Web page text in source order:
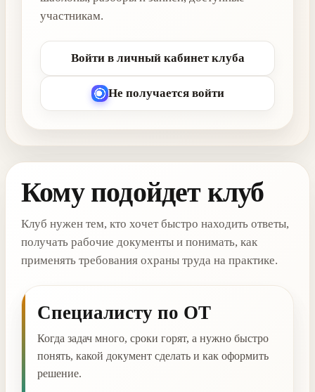
участникам.
Войти в личный кабинет клуба
Не получается войти
Кому подойдет клуб
Клуб нужен тем, кто хочет быстро находить ответы,
получать рабочие документы и понимать, как
применять требования охраны труда на практике.
Специалисту по ОТ
Когда задач много, сроки горят, а нужно быстро
понять, какой документ сделать и как оформить
решение.